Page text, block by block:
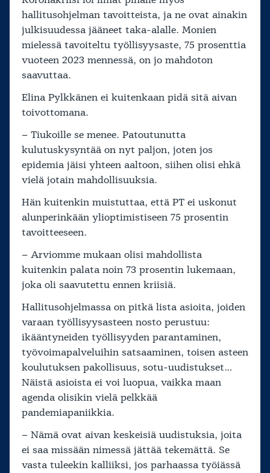
hallitusohjelman tavoitteista, ja ne ovat ainakin
julkisuudessa jääneet taka-alalle. Monien
mielessä tavoiteltu työllisyysaste, 75 prosenttia
vuoteen 2023 mennessä, on jo mahdoton
saavuttaa.
Elina Pylkkänen ei kuitenkaan pidä sitä aivan
toivottomana.
– Tiukoille se menee. Patoutunutta
kulutuskysyntää on nyt paljon, joten jos
epidemia jäisi yhteen aaltoon, siihen olisi ehkä
vielä jotain mahdollisuuksia.
Hän kuitenkin muistuttaa, että PT ei uskonut
alunperinkään ylioptimistiseen 75 prosentin
tavoitteeseen.
– Arviomme mukaan olisi mahdollista
kuitenkin palata noin 73 prosentin lukemaan,
joka oli saavutettu ennen kriisiä.
Hallitusohjelmassa on pitkä lista asioita, joiden
varaan työllisyysasteen nosto perustuu:
ikääntyneiden työllisyyden parantaminen,
työvoimapalveluihin satsaaminen, toisen asteen
koulutuksen pakollisuus, sotu-uudistukset…
Näistä asioista ei voi luopua, vaikka maan
agenda olisikin vielä pelkkää
pandemiapaniikkia.
– Nämä ovat aivan keskeisiä uudistuksia, joita
ei saa missään nimessä jättää tekemättä. Se
vasta tuleekin kalliiksi, jos parhaassa työiässä